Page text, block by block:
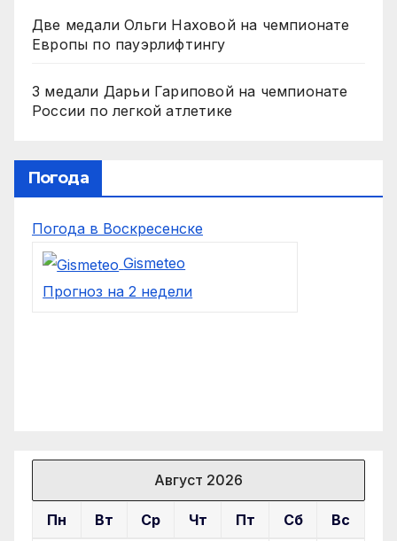
Две медали Ольги Наховой на чемпионате
Европы по пауэрлифтингу
3 медали Дарьи Гариповой на чемпионате
России по легкой атлетике
Погода
Погода в Воскресенске
Gismeteo
Прогноз на 2 недели
Август 2026
Пн Вт Ср Чт Пт Сб Вс